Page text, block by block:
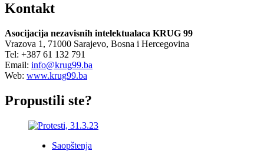
Kontakt
Asocijacija nezavisnih intelektualaca KRUG 99
Vrazova 1, 71000 Sarajevo, Bosna i Hercegovina
Tel: +387 61 132 791
Email: info@krug99.ba
Web: www.krug99.ba
Propustili ste?
Saopštenja